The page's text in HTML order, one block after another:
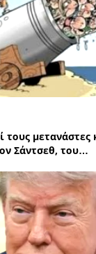
μετανάστες
Σάντσεθ, του…